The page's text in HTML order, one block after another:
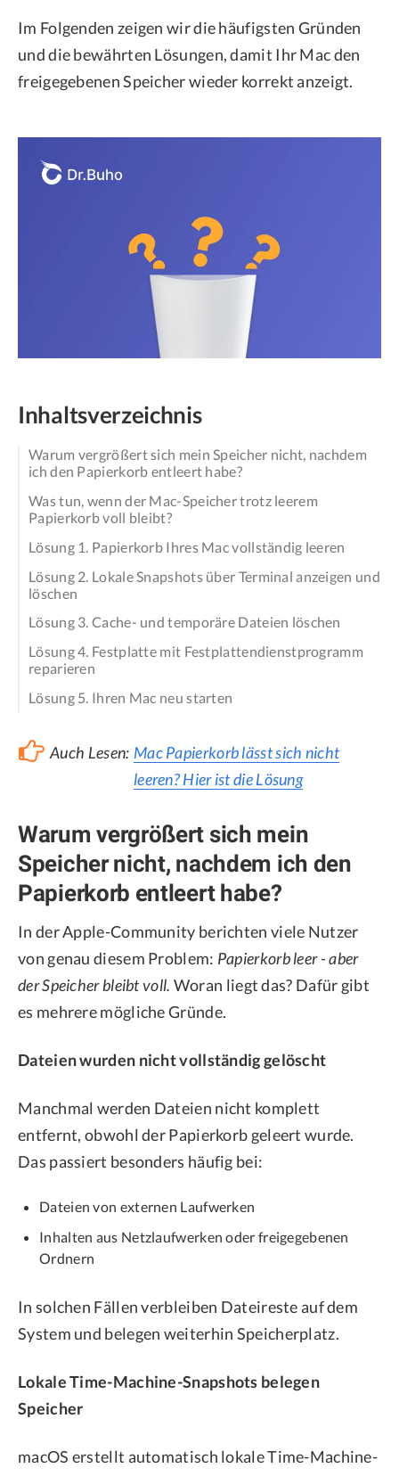
Im Folgenden zeigen wir die häufigsten Gründen
und die bewährten Lösungen, damit Ihr Mac den
freigegebenen Speicher wieder korrekt anzeigt.
Inhaltsverzeichnis
Warum vergrößert sich mein Speicher nicht, nachdem
ich den Papierkorb entleert habe?
Was tun, wenn der Mac-Speicher trotz leerem
Papierkorb voll bleibt?
Lösung 1. Papierkorb Ihres Mac vollständig leeren
Lösung 2. Lokale Snapshots über Terminal anzeigen und
löschen
Lösung 3. Cache- und temporäre Dateien löschen
Lösung 4. Festplatte mit Festplattendienstprogramm
reparieren
Lösung 5. Ihren Mac neu starten
Auch Lesen: Mac Papierkorb lässt sich nicht
leeren? Hier ist die Lösung
Warum vergrößert sich mein
Speicher nicht, nachdem ich den
Papierkorb entleert habe?
In der Apple-Community berichten viele Nutzer
von genau diesem Problem: Papierkorb leer - aber
der Speicher bleibt voll. Woran liegt das? Dafür gibt
es mehrere mögliche Gründe.
Dateien wurden nicht vollständig gelöscht
Manchmal werden Dateien nicht komplett
entfernt, obwohl der Papierkorb geleert wurde.
Das passiert besonders häufig bei:
Dateien von externen Laufwerken
Inhalten aus Netzlaufwerken oder freigegebenen
Ordnern
In solchen Fällen verbleiben Dateireste auf dem
System und belegen weiterhin Speicherplatz.
Lokale Time-Machine-Snapshots belegen
Speicher
macOS erstellt automatisch lokale Time-Machine-